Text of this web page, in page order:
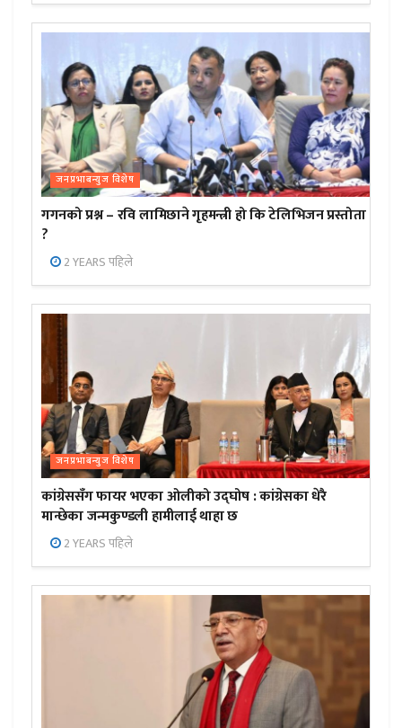
जनप्रभाबन्युज विशेष
गगनको प्रश्न – रवि लामिछाने गृहमन्त्री हो कि टेलिभिजन प्रस्तोता
?
2 YEARS पहिले
जनप्रभाबन्युज विशेष
कांग्रेससँग फायर भएका ओलीको उद्घोष : कांग्रेसका धेरै
मान्छेका जन्मकुण्डली हामीलाई थाहा छ
2 YEARS पहिले